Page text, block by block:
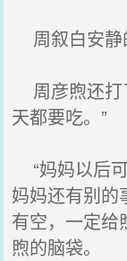
周叙白安静
周彦煦还打
天都要吃。”
“妈妈以后
妈妈还有别的
有空，一定给
煦的脑袋。